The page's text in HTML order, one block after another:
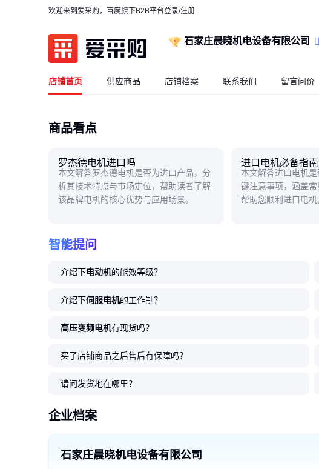
欢迎来到爱采购，百度旗下B2B平台登录/注册
石家庄晨晓机电设备有限公司
店铺首页 供应商品 店铺档案 联系我们 留言问价
商品看点
罗杰德电机进口吗
本文解答罗杰德电机是否为进口产品，分
析其技术特点与市场定位，帮助读者了解
该品牌电机的核心优势与应用场景。
进口电机必备指南
本文解答进口电机
键注意事项，涵盖常
帮助您顺利进口电机
智能提问
介绍下电动机的能效等级？
介绍下伺服电机的工作制？
高压变频电机有现货吗？
买了店铺商品之后售后有保障吗？
请问发货地在哪里？
企业档案
石家庄晨晓机电设备有限公司